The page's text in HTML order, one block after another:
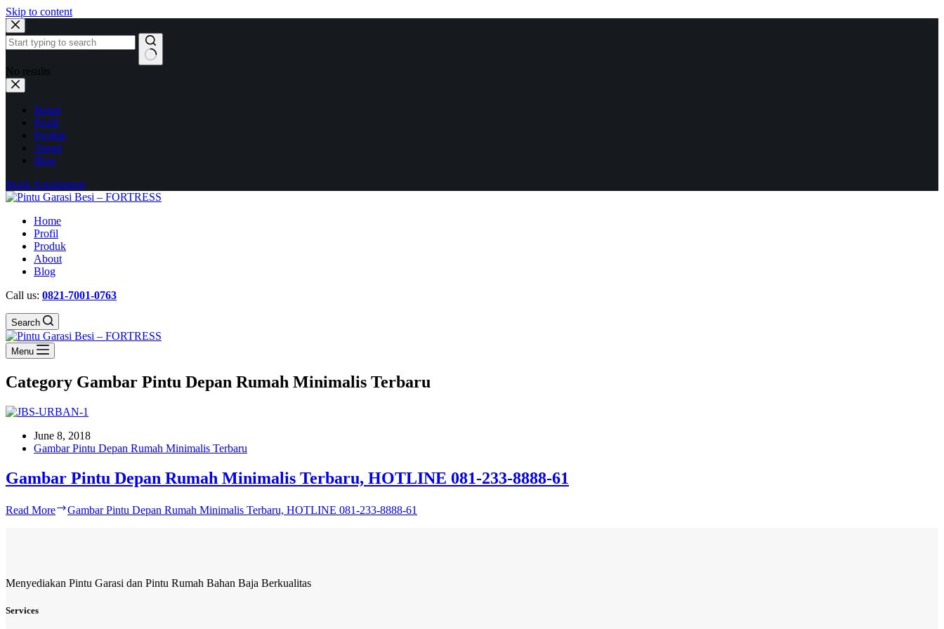
Skip to content
No results
Home
Profil
Produk
About
Blog
Book Apointment
Home
Profil
Produk
About
Blog
Call us: 0821-7001-0763
Search
Menu
Category Gambar Pintu Depan Rumah Minimalis Terbaru
June 8, 2018
Gambar Pintu Depan Rumah Minimalis Terbaru
Gambar Pintu Depan Rumah Minimalis Terbaru, HOTLINE 081-233-8888-61
Read More Gambar Pintu Depan Rumah Minimalis Terbaru, HOTLINE 081-233-8888-61
Menyediakan Pintu Garasi dan Pintu Rumah Bahan Baja Berkualitas
Services